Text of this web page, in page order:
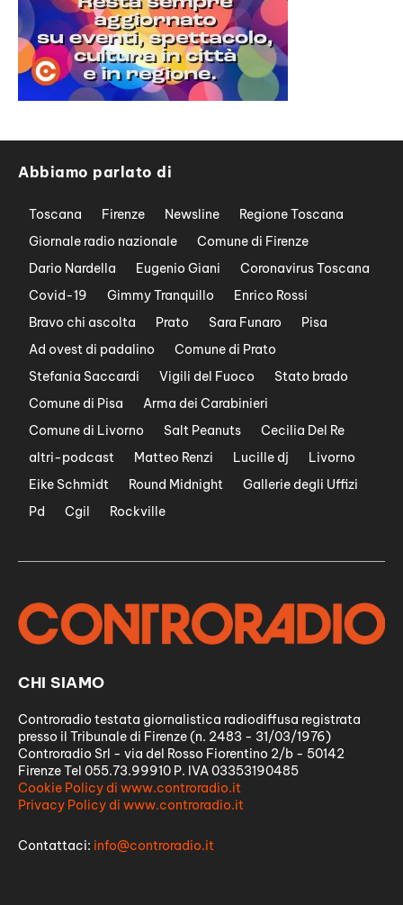
Abbiamo parlato di
Toscana Firenze Newsline
Regione Toscana
Giornale radio nazionale
Comune di Firenze
Dario Nardella
Eugenio Giani
Coronavirus Toscana
Covid-19
Gimmy Tranquillo
Enrico Rossi
Bravo chi ascolta
Prato Sara Funaro
Pisa
Ad ovest di padalino
Comune di Prato
Stefania Saccardi
Vigili del Fuoco
Stato brado
Comune di Pisa
Arma dei Carabinieri
Comune di Livorno
Salt Peanuts
Cecilia Del Re
altri-podcast
Matteo Renzi Lucille dj
Livorno
Eike Schmidt
Round Midnight
Gallerie degli Uffizi
Pd
Cgil Rockville
CHI SIAMO
Controradio testata giornalistica radiodiffusa registrata
presso il Tribunale di Firenze (n. 2483 - 31/03/1976)
Controradio Srl - via del Rosso Fiorentino 2/b - 50142
Firenze Tel 055.73.99910 P. IVA 03353190485
Cookie Policy di www.controradio.it
Privacy Policy di www.controradio.it
Contattaci: info@controradio.it